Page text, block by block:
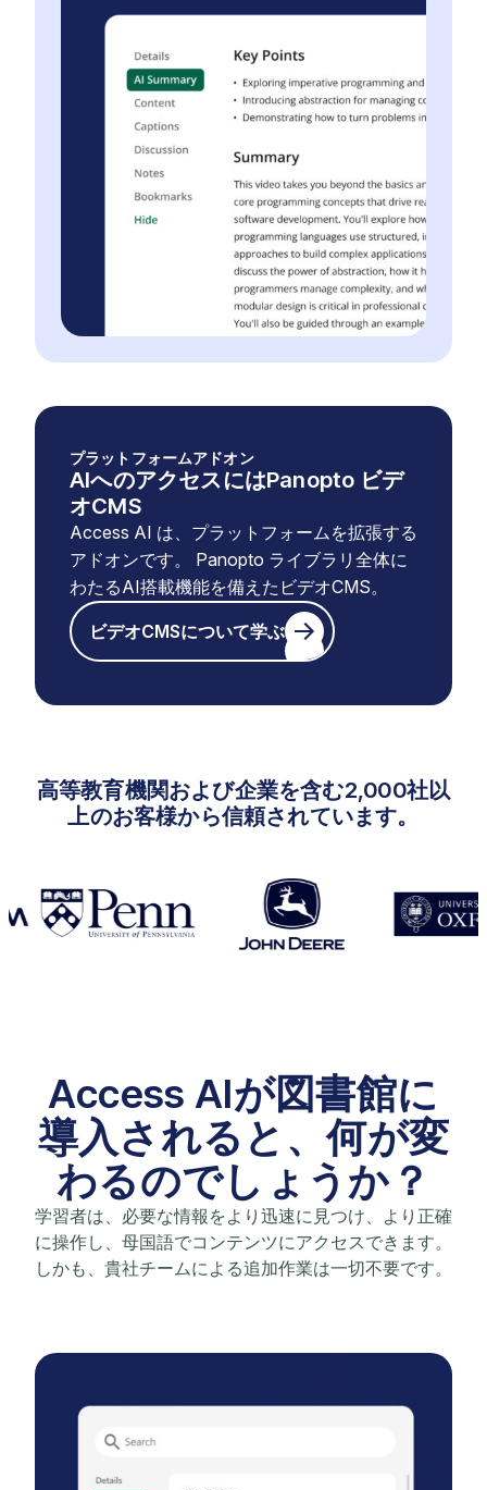
プラットフォームアドオン
AIへのアクセスにはPanopto ビデ
オCMS
Access AI は、プラットフォームを拡張する
アドオンです。 Panopto ライブラリ全体に
わたるAI搭載機能を備えたビデオCMS。
ビデオCMSについて学ぶ
高等教育機関および企業を含む2,000社以
上のお客様から信頼されています。
Access AIが図書館に
導入されると、何が変
わるのでしょうか？
学習者は、必要な情報をより迅速に見つけ、より正確
に操作し、母国語でコンテンツにアクセスできます。
しかも、貴社チームによる追加作業は一切不要です。